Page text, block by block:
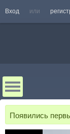
Вход или
Появились